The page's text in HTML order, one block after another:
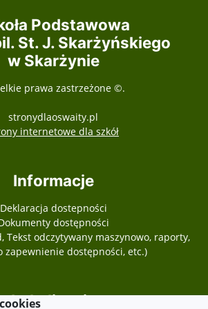
Podstawowa
St. J. Skarżyńskiego
w Skarżynie
prawa zastrzeżone ©.
stronydlaoswaity.pl
internetowe dla szkółotwiera się w
Informacje
Deklaracja dostepności
dostępności
Tekst odczytywany maszynowo, raporty,
zapewnienie dostępności, etc.)
Lokalizacja